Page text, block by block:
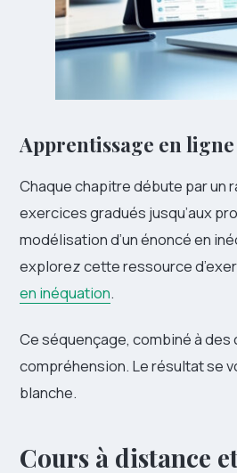
Apprentissage en
Chaque chapitre débute par un
exercices gradués jusqu’aux
modélisation d’un énoncé en
explorez cette ressource
en inéquation.
Ce séquençage, combiné à
compréhension. Le résultat se
blanche.
Cours à distance